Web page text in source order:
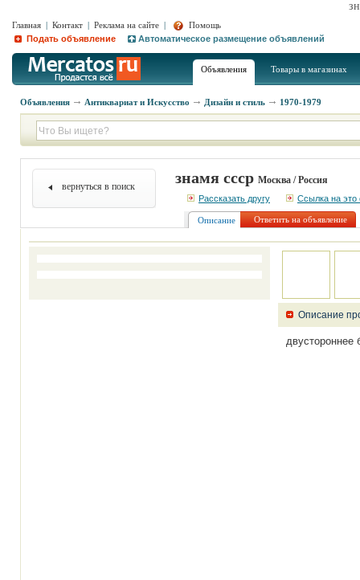
Главная | Контакт | Реклама на сайте |
Помощь
Подать объявление
Автоматическое размещение объявлений
Объявления Товары в магазинах
Объявления Антиквариат и Искусство Дизайн и стиль 1970-1979
вернуться в поиск знамя ссср Москва / Россия
Рассказать другу Ссылка на это
Описание Ответить на объявление
Описание
двустороннее